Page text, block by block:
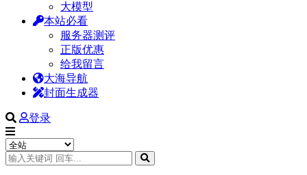
大模型
本站必看
服务器测评
正版优惠
给我留言
大海导航
封面生成器
登录